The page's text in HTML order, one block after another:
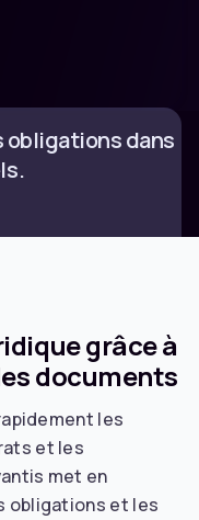
dans
grâce à
documents
les
et les
met en
obligations et les